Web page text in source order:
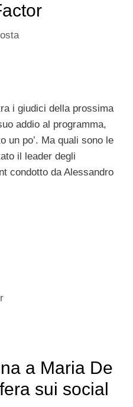
i giudici della prossima
addio al programma,
un po’. Ma quali sono le
il leader degli
condotto da Alessandro
a Maria De
sui social